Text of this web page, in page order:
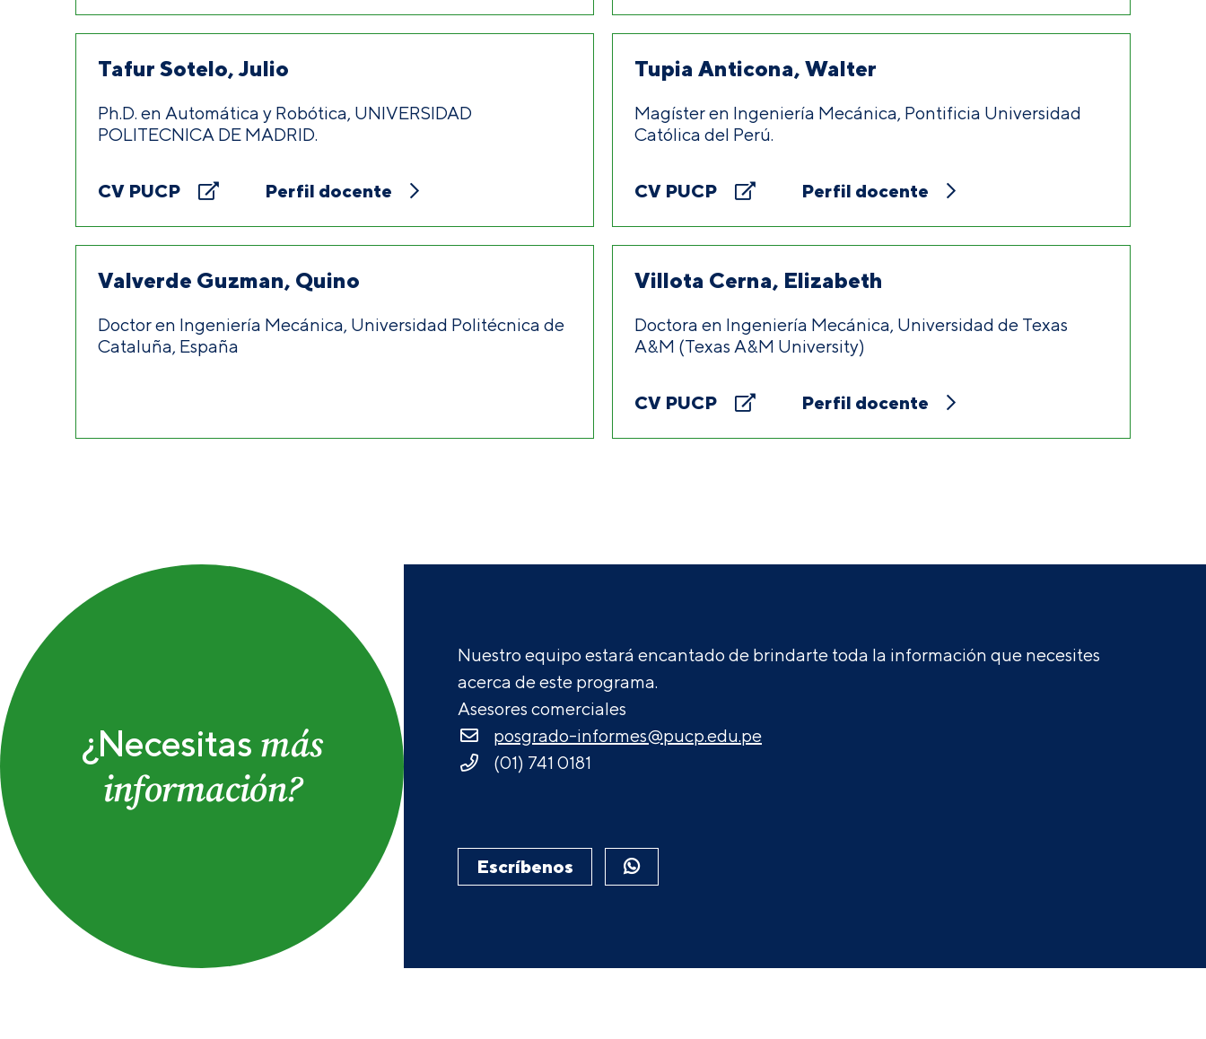
Tafur Sotelo, Julio
Ph.D. en Automática y Robótica, UNIVERSIDAD
POLITECNICA DE MADRID.
CV PUCP Perfil docente
Tupia Anticona, Walter
Magíster en Ingeniería Mecánica, Pontificia Universidad
Católica del Perú.
CV PUCP Perfil docente
Valverde Guzman, Quino
Doctor en Ingeniería Mecánica, Universidad Politécnica de
Cataluña, España
Villota Cerna, Elizabeth
Doctora en Ingeniería Mecánica, Universidad de Texas
A&M (Texas A&M University)
CV PUCP Perfil docente
¿Necesitas más
información?
Nuestro equipo estará encantado de brindarte toda la información que necesites
acerca de este programa.
Asesores comerciales
posgrado-informes@pucp.edu.pe
(01) 741 0181
Escríbenos